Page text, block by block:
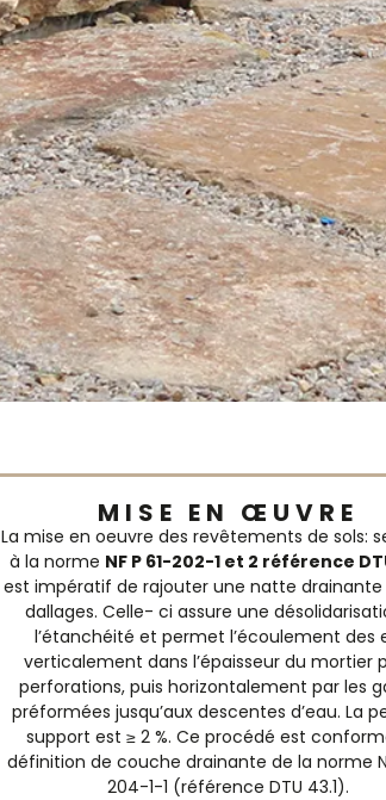
MISE EN ŒUVRE
La mise en oeuvre des revêtements de sols:
à la norme NF P 61-202-1 et 2 référence
est impératif de rajouter une natte drainante
dallages. Celle- ci assure une
l’étanchéité et permet l’écoulement des
verticalement dans l’épaisseur du mortier
perforations, puis horizontalement par les
préformées jusqu’aux descentes d’eau. La
support est ≥ 2 %. Ce procédé est
définition de couche drainante de la norme
204-1-1 (référence DTU 43.1).